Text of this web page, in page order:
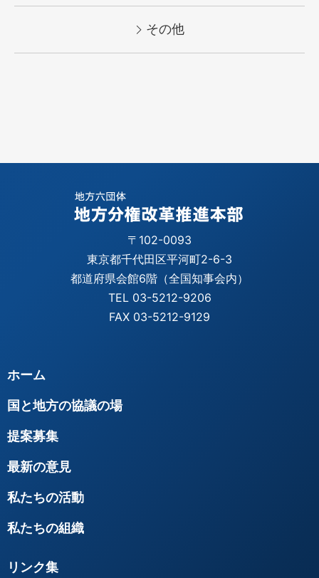
その他
〒102-0093
東京都千代田区平河町2-6-3
都道府県会館6階（全国知事会内）
TEL 03-5212-9206
FAX 03-5212-9129
ホーム
国と地方の協議の場
提案募集
最新の意見
私たちの活動
私たちの組織
リンク集